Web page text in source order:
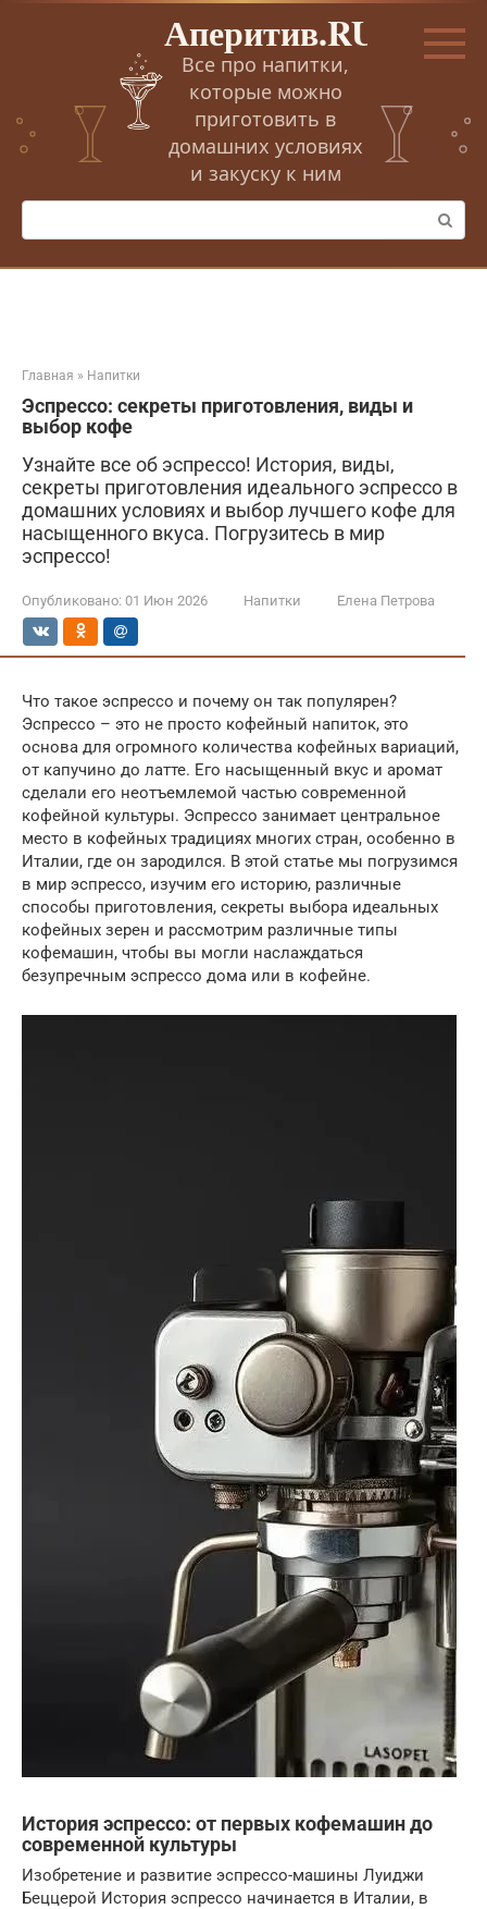
Перейти
Аперитив.RU
Все про напитки,
которые можно
приготовить в
домашних условиях
и закуску к ним
Поиск:
Главная » Напитки
Эспрессо: секреты приготовления, виды и
выбор кофе
Узнайте все об эспрессо! История, виды,
секреты приготовления идеального эспрессо в
домашних условиях и выбор лучшего кофе для
насыщенного вкуса. Погрузитесь в мир
эспрессо!
Опубликовано: 01 Июн 2026 Напитки Елена Петрова
Что такое эспрессо и почему он так популярен?
Эспрессо – это не просто кофейный напиток, это
основа для огромного количества кофейных вариаций,
от капучино до латте. Его насыщенный вкус и аромат
сделали его неотъемлемой частью современной
кофейной культуры. Эспрессо занимает центральное
место в кофейных традициях многих стран, особенно в
Италии, где он зародился. В этой статье мы погрузимся
в мир эспрессо, изучим его историю, различные
способы приготовления, секреты выбора идеальных
кофейных зерен и рассмотрим различные типы
кофемашин, чтобы вы могли наслаждаться
безупречным эспрессо дома или в кофейне.
История эспрессо: от первых кофемашин до
современной культуры
Изобретение и развитие эспрессо-машины Луиджи
Беццерой История эспрессо начинается в Италии, в